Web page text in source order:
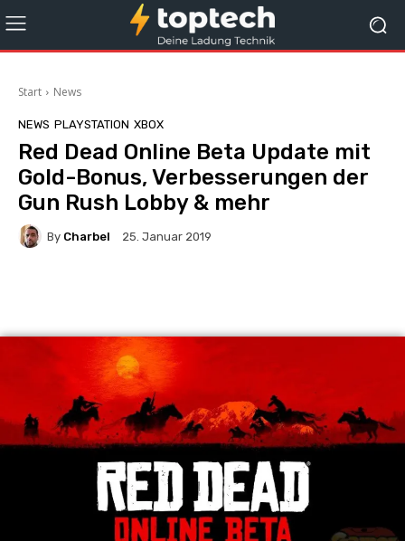
Start News
NEWS PLAYSTATION XBOX
Red Dead Online Beta Update mit
Gold-Bonus, Verbesserungen der
Gun Rush Lobby & mehr
By Charbel 25. Januar 2019